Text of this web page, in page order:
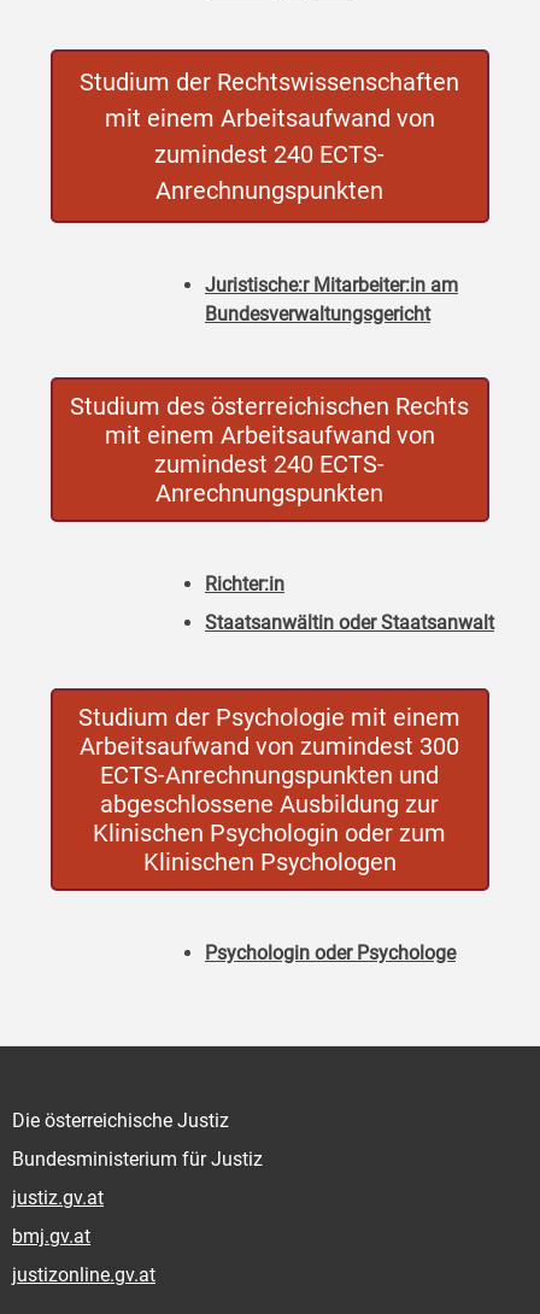
Studium der Rechtswissenschaften
mit einem Arbeitsaufwand von
zumindest 240 ECTS-
Anrechnungspunkten
Juristische:r Mitarbeiter:in am
Bundesverwaltungsgericht
Studium des österreichischen Rechts
mit einem Arbeitsaufwand von
zumindest 240 ECTS-
Anrechnungspunkten
Richter:in
Staatsanwältin oder Staatsanwalt
Studium der Psychologie mit einem
Arbeitsaufwand von zumindest 300
ECTS-Anrechnungspunkten und
abgeschlossene Ausbildung zur
Klinischen Psychologin oder zum
Klinischen Psychologen
Psychologin oder Psychologe
Die österreichische Justiz
Bundesministerium für Justiz
justiz.gv.at
bmj.gv.at
justizonline.gv.at